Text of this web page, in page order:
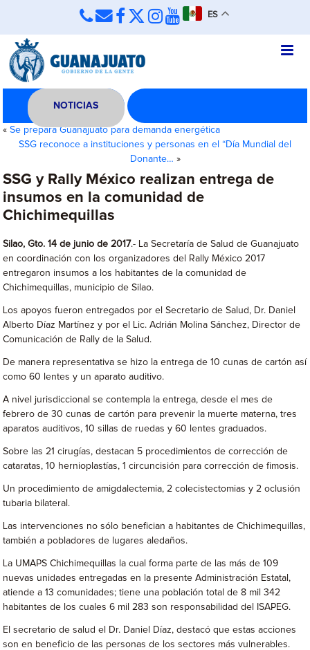
ES
NOTICIAS
«Se prepara Guanajuato para demanda energética
SSG reconoce a instituciones y personas en el “Día Mundial del
Donante… »
SSG y Rally México realizan entrega de
insumos en la comunidad de
Chichimequillas
Silao, Gto. 14 de junio de 2017.- La Secretaría de Salud de Guanajuato
en coordinación con los organizadores del Rally México 2017
entregaron insumos a los habitantes de la comunidad de
Chichimequillas, municipio de Silao.
Los apoyos fueron entregados por el Secretario de Salud, Dr. Daniel
Alberto Díaz Martínez y por el Lic. Adrián Molina Sánchez, Director de
Comunicación de Rally de la Salud.
De manera representativa se hizo la entrega de 10 cunas de cartón así
como 60 lentes y un aparato auditivo.
A nivel jurisdiccional se contempla la entrega, desde el mes de
febrero de 30 cunas de cartón para prevenir la muerte materna, tres
aparatos auditivos, 10 sillas de ruedas y 60 lentes graduados.
Sobre las 21 cirugías, destacan 5 procedimientos de corrección de
cataratas, 10 hernioplastías, 1 circuncisión para corrección de fimosis.
Un procedimiento de amigdalectemia, 2 colecistectomias y 2 oclusión
tubaria bilateral.
Las intervenciones no sólo benefician a habitantes de Chichimequillas,
también a pobladores de lugares aledaños.
La UMAPS Chichimequillas la cual forma parte de las más de 109
nuevas unidades entregadas en la presente Administración Estatal,
atiende a 13 comunidades; tiene una población total de 8 mil 342
habitantes de los cuales 6 mil 283 son responsabilidad del ISAPEG.
El secretario de salud el Dr. Daniel Díaz, destacó que estas acciones
son en beneficio de las personas de los sectores más vulnerables.